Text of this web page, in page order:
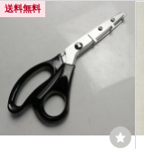
92★6
送料無料